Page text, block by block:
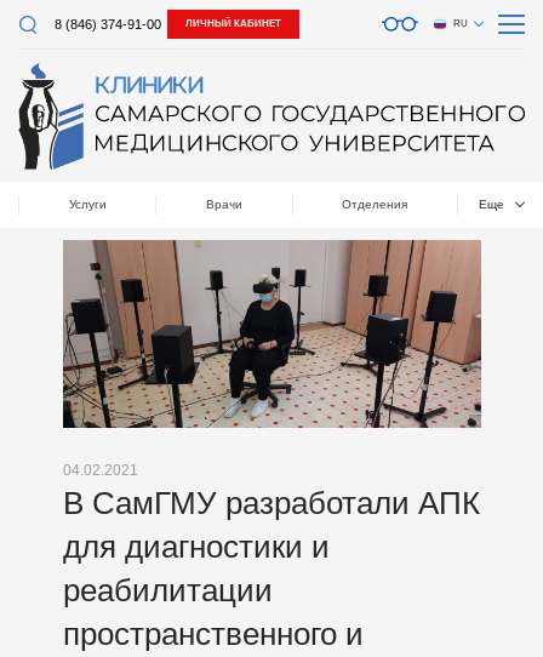
8 (846) 374-91-00 ЛИЧНЫЙ КАБИНЕТ RU
Услуги Врачи Отделения Еще
04.02.2021
В СамГМУ разработали АПК
для диагностики и
реабилитации
пространственного и